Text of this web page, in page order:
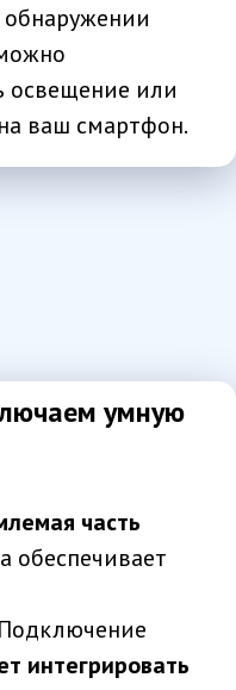
освещение или
ваш смартфон.
умную
часть
обеспечивает
интегрировать